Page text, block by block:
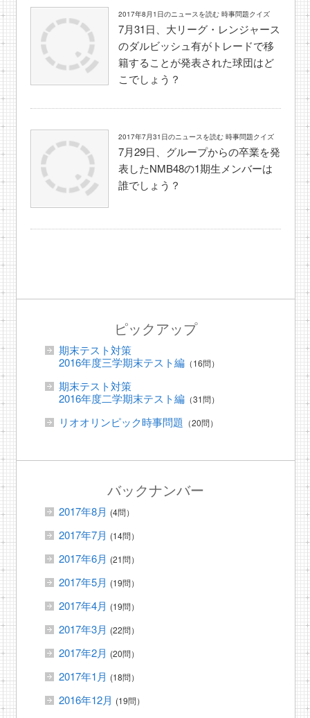
2017年8月1日のニュースを読む 時事問題クイズ
7月31日、大リーグ・レンジャース
のダルビッシュ有がトレードで移
籍することが発表された球団はど
こでしょう？
2017年7月31日のニュースを読む 時事問題クイズ
7月29日、グループからの卒業を発
表したNMB48の1期生メンバーは
誰でしょう？
ピックアップ
期末テスト対策
2016年度三学期末テスト編（16問）
期末テスト対策
2016年度二学期末テスト編（31問）
リオオリンピック時事問題 （20問）
バックナンバー
2017年8月 (4問）
2017年7月 (14問）
2017年6月 (21問）
2017年5月 (19問）
2017年4月 (19問）
2017年3月 (22問）
2017年2月 (20問）
2017年1月 (18問）
2016年12月 (19問）